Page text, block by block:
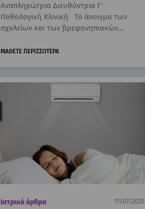
Αναπληρώτρια Διευθύντρια Γ'
Παθολογική Κλινική Το άνοιγμα των
σχολείων και των βρεφονηπιακών…
ΜΑΘΕΤΕ ΠΕΡΙΣΣΟΤΕΡΑ
Ιατρικά άρθρα 11/07/2025